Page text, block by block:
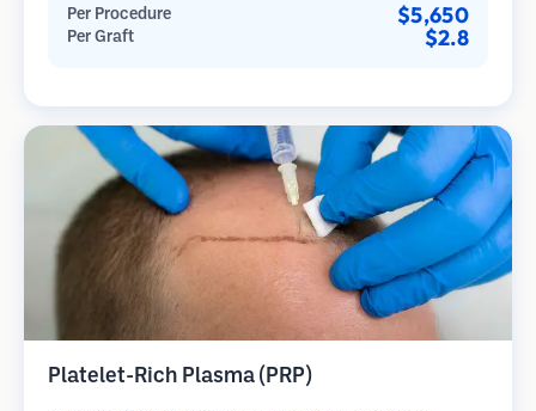
une cicatrice linéaire.
Per Procedure $5,650
Per Graft $2.8
Platelet-Rich Plasma (PRP)